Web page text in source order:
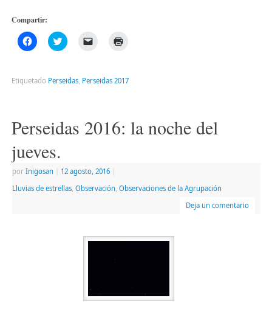
Compartir:
Haz
clic
Facebook
(Se
nueva)
Haz
clic
Twitter
(Se
nueva)
enlace
por
amigo
(Se
ventana
nueva)
abre
en
Etiquetado Perseidas, Perseidas 2017
Perseidas 2016: la noche del
jueves.
por Inigosan 12 agosto, 2016
Lluvias de estrellas, Observación, Observaciones de la Agrupación
Deja un comentario